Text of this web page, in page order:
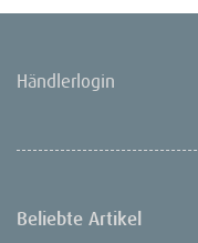
Händlerlogin
Beliebte Artikel